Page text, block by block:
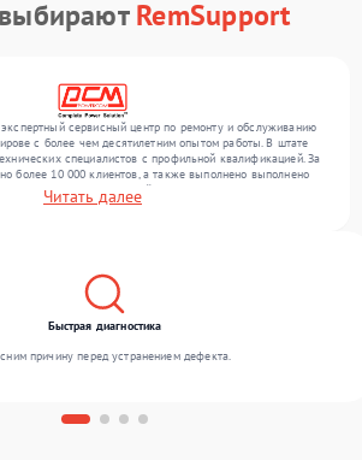
RemSupport
сервисный центр по ремонту и обслуживанию
с более чем десятилетним опытом работы. В штате
специалистов с профильной квалификацией. За
более 10 000 клиентов, а также выполнено выполнено
Ежемесячно в сервисный центр поступает более 300
. Мы устраняем поломки любой сложности и предлагаем
Читать далее
Быстрая диагностика
причину перед устранением дефекта.